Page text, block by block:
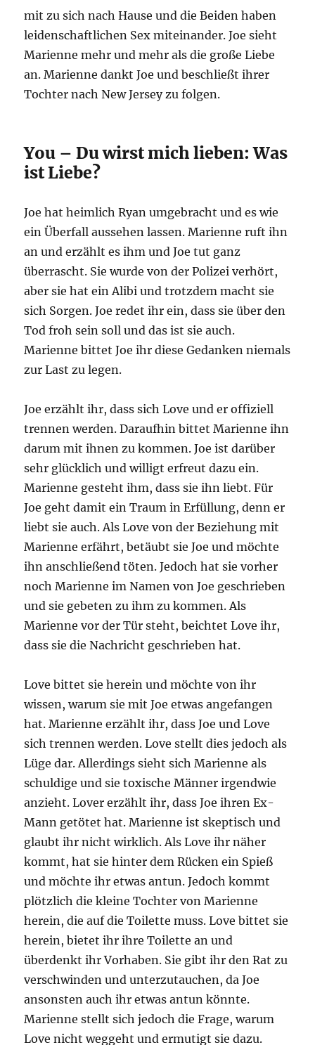
mit zu sich nach Hause und die Beiden haben
leidenschaftlichen Sex miteinander. Joe sieht
Marienne mehr und mehr als die große Liebe
an. Marienne dankt Joe und beschließt ihrer
Tochter nach New Jersey zu folgen.
You – Du wirst mich lieben: Was
ist Liebe?
Joe hat heimlich Ryan umgebracht und es wie
ein Überfall aussehen lassen. Marienne ruft ihn
an und erzählt es ihm und Joe tut ganz
überrascht. Sie wurde von der Polizei verhört,
aber sie hat ein Alibi und trotzdem macht sie
sich Sorgen. Joe redet ihr ein, dass sie über den
Tod froh sein soll und das ist sie auch.
Marienne bittet Joe ihr diese Gedanken niemals
zur Last zu legen.
Joe erzählt ihr, dass sich Love und er offiziell
trennen werden. Daraufhin bittet Marienne ihn
darum mit ihnen zu kommen. Joe ist darüber
sehr glücklich und willigt erfreut dazu ein.
Marienne gesteht ihm, dass sie ihn liebt. Für
Joe geht damit ein Traum in Erfüllung, denn er
liebt sie auch. Als Love von der Beziehung mit
Marienne erfährt, betäubt sie Joe und möchte
ihn anschließend töten. Jedoch hat sie vorher
noch Marienne im Namen von Joe geschrieben
und sie gebeten zu ihm zu kommen. Als
Marienne vor der Tür steht, beichtet Love ihr,
dass sie die Nachricht geschrieben hat.
Love bittet sie herein und möchte von ihr
wissen, warum sie mit Joe etwas angefangen
hat. Marienne erzählt ihr, dass Joe und Love
sich trennen werden. Love stellt dies jedoch als
Lüge dar. Allerdings sieht sich Marienne als
schuldige und sie toxische Männer irgendwie
anzieht. Lover erzählt ihr, dass Joe ihren Ex-
Mann getötet hat. Marienne ist skeptisch und
glaubt ihr nicht wirklich. Als Love ihr näher
kommt, hat sie hinter dem Rücken ein Spieß
und möchte ihr etwas antun. Jedoch kommt
plötzlich die kleine Tochter von Marienne
herein, die auf die Toilette muss. Love bittet sie
herein, bietet ihr ihre Toilette an und
überdenkt ihr Vorhaben. Sie gibt ihr den Rat zu
verschwinden und unterzutauchen, da Joe
ansonsten auch ihr etwas antun könnte.
Marienne stellt sich jedoch die Frage, warum
Love nicht weggeht und ermutigt sie dazu.